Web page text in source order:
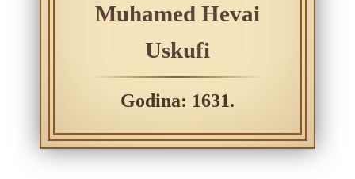
Muhamed Hevai
Uskufi
Godina: 1631.